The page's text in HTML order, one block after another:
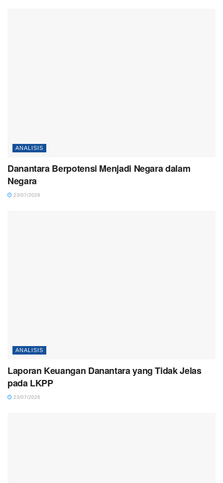
ANALISIS
Danantara Berpotensi Menjadi Negara dalam
Negara
23/07/2026
ANALISIS
Laporan Keuangan Danantara yang Tidak Jelas
pada LKPP
23/07/2026